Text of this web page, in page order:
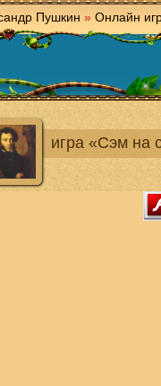
Пушкин » Онлайн
игра «Сэм на